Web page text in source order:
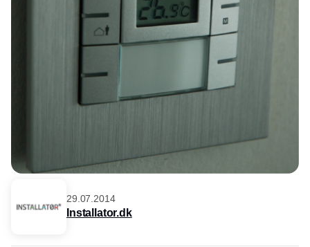
29.07.2014
Installator.dk